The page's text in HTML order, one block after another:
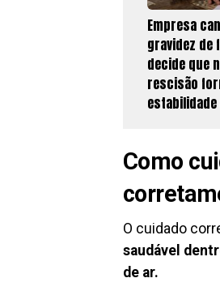
Empresa
gravidez de
decide que
rescisão
Como
O cuidado
saudável
de ar.